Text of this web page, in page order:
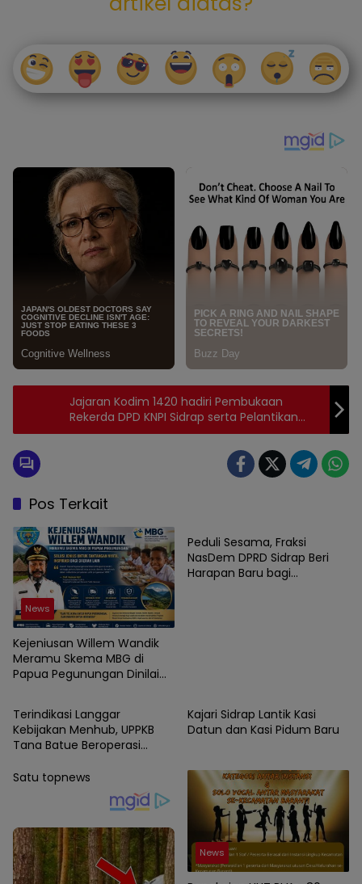
Jajaran Kodim 1420 hadiri Pembukaan
Rekerda DPD KNPI Sidrap serta Pelantikan
DPK KNPI Kabupaten Sidrap
Pos Terkait
News
Kejeniusan Willem Wandik
Meramu Skema MBG di
Papua Pegunungan Dinilai
Peduli Sesama, Fraksi
NasDem DPRD Sidrap Beri
Harapan Baru bagi
News
Terindikasi Langgar
Kebijakan Menhub, UPPKB
Tana Batue Beroperasi
Angkutan Lebaran
Kajari Sidrap Lantik Kasi
Datun dan Kasi Pidum Baru
Satu topnews
News